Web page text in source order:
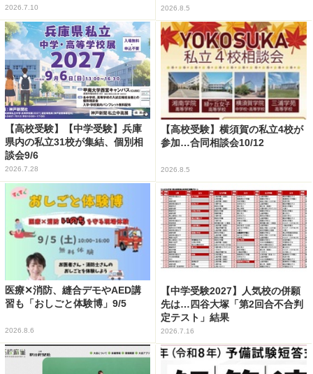
2026.7.10 2026.8.5
【高校受験】【中学受験】兵庫
県内の私立31校が集結、個別相
談会9/6
2026.7.28
【高校受験】横須賀の私立4校が
参加…合同相談会10/12
2026.8.5
医療✕消防、縫合デモやAED講
習も「おしごと体験博」9/5
2026.8.6
【中学受験2027】人気校の併願
先は…四谷大塚「第2回合不合判
定テスト」結果
2026.7.16